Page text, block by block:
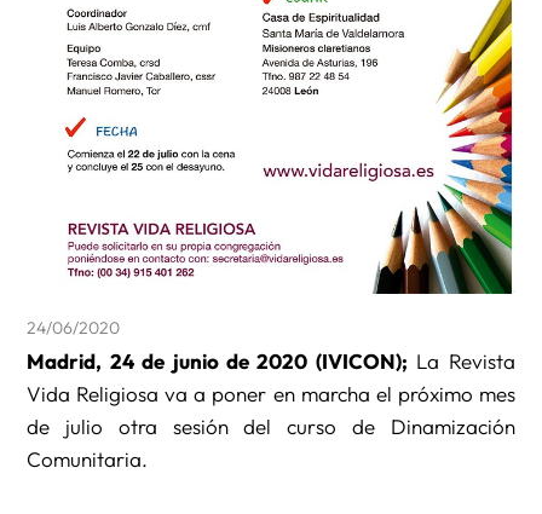
24/06/2020
Madrid, 24 de junio de 2020 (IVICON); La Revista
Vida Religiosa va a poner en marcha el próximo mes
de julio otra sesión del curso de Dinamización
Comunitaria.